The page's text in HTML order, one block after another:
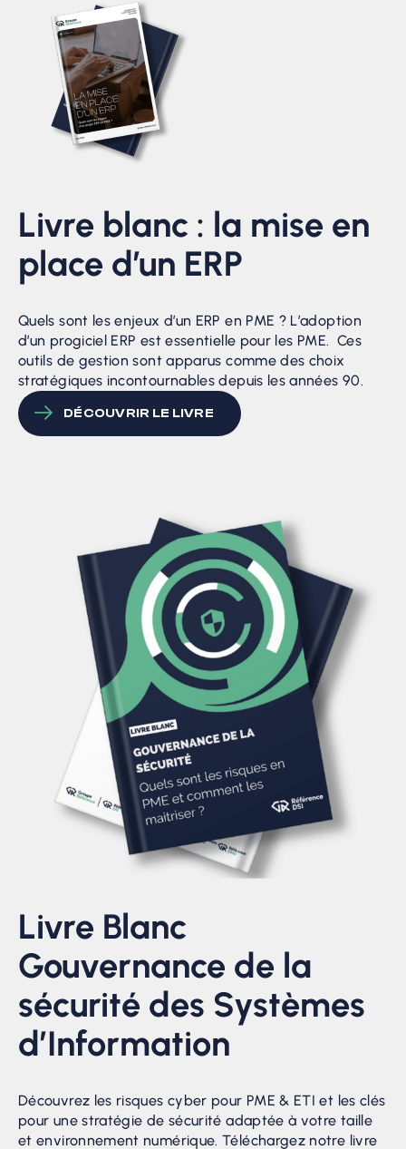
Livre blanc : la mise en
place d’un ERP
Quels sont les enjeux d’un ERP en PME ? L’adoption
d’un progiciel ERP est essentielle pour les PME. Ces
outils de gestion sont apparus comme des choix
stratégiques incontournables depuis les années 90.
DÉCOUVRIR LE LIVRE
Livre Blanc
Gouvernance de la
sécurité des Systèmes
d’Information
Découvrez les risques cyber pour PME & ETI et les clés
pour une stratégie de sécurité adaptée à votre taille
et environnement numérique. Téléchargez notre livre